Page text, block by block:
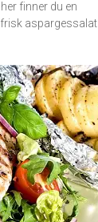
finner du en
frisk aspargessalat